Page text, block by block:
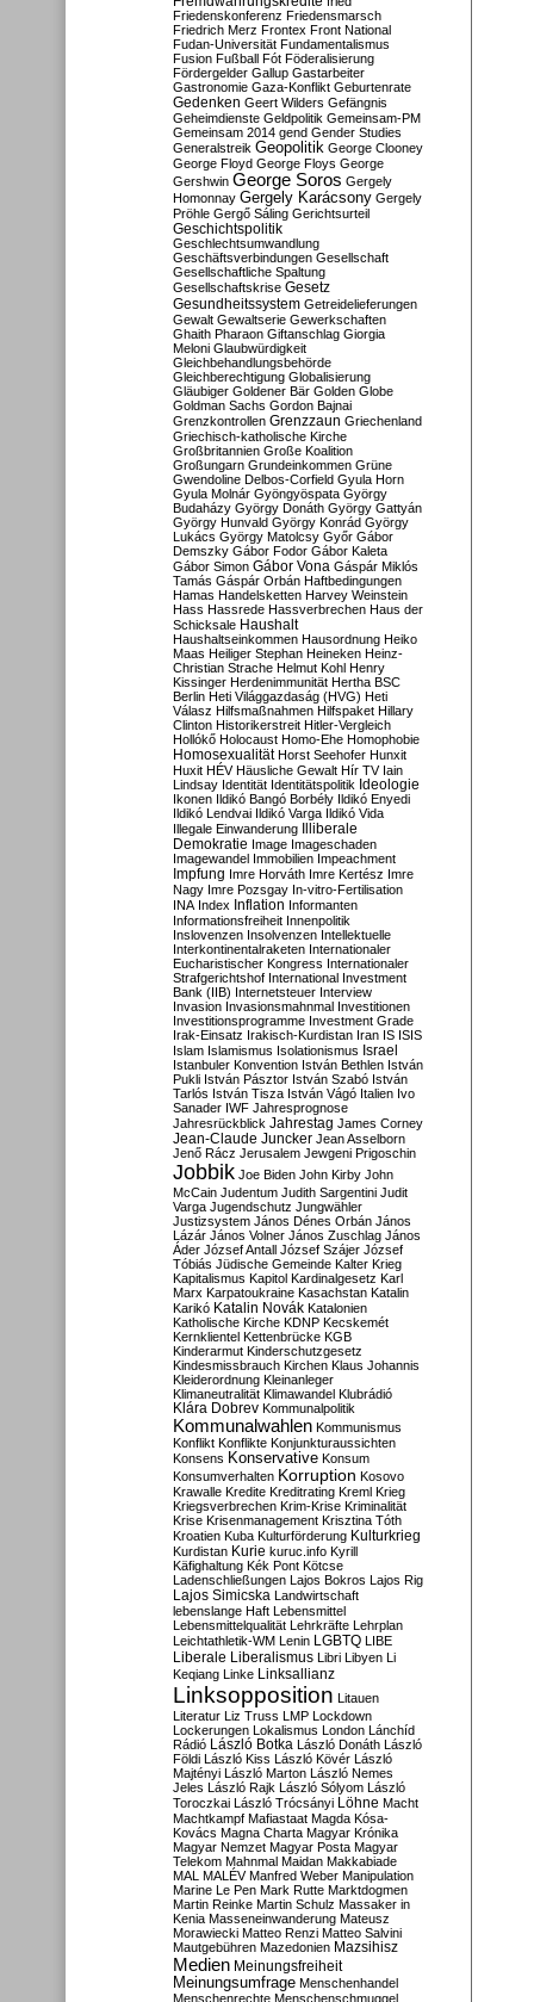
Friedenskonferenz Friedensmarsch
Friedrich Merz Frontex Front National
Fudan-Universität Fundamentalismus
Fusion Fußball Fót Föderalisierung
Fördergelder Gallup Gastarbeiter
Gastronomie Gaza-Konflikt Geburtenrate
Gedenken Geert Wilders Gefängnis
Geheimdienste Geldpolitik Gemeinsam-PM
Gemeinsam 2014 gend Gender Studies
Generalstreik Geopolitik George Clooney
George Floyd George Floys George
Gershwin George Soros Gergely
Homonnay Gergely Karácsony Gergely
Pröhle Gergő Sáling Gerichtsurteil
Geschichtspolitik
Geschlechtsumwandlung
Geschäftsverbindungen Gesellschaft
Gesellschaftliche Spaltung
Gesellschaftskrise Gesetz
Gesundheitssystem Getreidelieferungen
Gewalt Gewaltserie Gewerkschaften
Ghaith Pharaon Giftanschlag Giorgia
Meloni Glaubwürdigkeit
Gleichbehandlungsbehörde
Gleichberechtigung Globalisierung
Gläubiger Goldener Bär Golden Globe
Goldman Sachs Gordon Bajnai
Grenzkontrollen Grenzzaun Griechenland
Griechisch-katholische Kirche
Großbritannien Große Koalition
Großungarn Grundeinkommen Grüne
Gwendoline Delbos-Corfield Gyula Horn
Gyula Molnár Gyöngyöspata György
Budaházy György Donáth György Gattyán
György Hunvald György Konrád György
Lukács György Matolcsy Győr Gábor
Demszky Gábor Fodor Gábor Kaleta
Gábor Simon Gábor Vona Gáspár Miklós
Tamás Gáspár Orbán Haftbedingungen
Hamas Handelsketten Harvey Weinstein
Hass Hassrede Hassverbrechen Haus der
Schicksale Haushalt
Haushaltseinkommen Hausordnung Heiko
Maas Heiliger Stephan Heineken Heinz-
Christian Strache Helmut Kohl Henry
Kissinger Herdenimmunität Hertha BSC
Berlin Heti Világgazdaság (HVG) Heti
Válasz Hilfsmaßnahmen Hilfspaket Hillary
Clinton Historikerstreit Hitler-Vergleich
Hollókő Holocaust Homo-Ehe Homophobie
Homosexualität Horst Seehofer Hunxit
Huxit HÉV Häusliche Gewalt Hír TV Iain
Lindsay Identität Identitätspolitik Ideologie
Ikonen Ildikó Bangó Borbély Ildikó Enyedi
Ildikó Lendvai Ildikó Varga Ildikó Vida
Illegale Einwanderung Illiberale
Demokratie Image Imageschaden
Imagewandel Immobilien Impeachment
Impfung Imre Horváth Imre Kertész Imre
Nagy Imre Pozsgay In-vitro-Fertilisation
INA Index Inflation Informanten
Informationsfreiheit Innenpolitik
Inslovenzen Insolvenzen Intellektuelle
Interkontinentalraketen Internationaler
Eucharistischer Kongress Internationaler
Strafgerichtshof International Investment
Bank (IIB) Internetsteuer Interview
Invasion Invasionsmahnmal Investitionen
Investitionsprogramme Investment Grade
Irak-Einsatz Irakisch-Kurdistan Iran IS ISIS
Islam Islamismus Isolationismus Israel
Istanbuler Konvention István Bethlen István
Pukli István Pásztor István Szabó István
Tarlós István Tisza István Vágó Italien Ivo
Sanader IWF Jahresprognose
Jahresrückblick Jahrestag James Corney
Jean-Claude Juncker Jean Asselborn
Jenő Rácz Jerusalem Jewgeni Prigoschin
Jobbik Joe Biden John Kirby John
McCain Judentum Judith Sargentini Judit
Varga Jugendschutz Jungwähler
Justizsystem János Dénes Orbán János
Lázár János Volner János Zuschlag János
Áder József Antall József Szájer József
Tóbiás Jüdische Gemeinde Kalter Krieg
Kapitalismus Kapitol Kardinalgesetz Karl
Marx Karpatoukraine Kasachstan Katalin
Karikó Katalin Novák Katalonien
Katholische Kirche KDNP Kecskemét
Kernklientel Kettenbrücke KGB
Kinderarmut Kinderschutzgesetz
Kindesmissbrauch Kirchen Klaus Johannis
Kleiderordnung Kleinanleger
Klimaneutralität Klimawandel Klubrádió
Klára Dobrev Kommunalpolitik
Kommunalwahlen Kommunismus
Konflikt Konflikte Konjunkturaussichten
Konsens Konservative Konsum
Konsumverhalten Korruption Kosovo
Krawalle Kredite Kreditrating Kreml Krieg
Kriegsverbrechen Krim-Krise Kriminalität
Krise Krisenmanagement Krisztina Tóth
Kroatien Kuba Kulturförderung Kulturkrieg
Kurdistan Kurie kuruc.info Kyrill
Käfighaltung Kék Pont Kötcse
Ladenschließungen Lajos Bokros Lajos Rig
Lajos Simicska Landwirtschaft
lebenslange Haft Lebensmittel
Lebensmittelqualität Lehrkräfte Lehrplan
Leichtathletik-WM Lenin LGBTQ LIBE
Liberale Liberalismus Libri Libyen Li
Keqiang Linke Linksallianz
Linksopposition Litauen
Literatur Liz Truss LMP Lockdown
Lockerungen Lokalismus London Lánchíd
Rádió
László Botka László Donáth László
Földi László Kiss László Kövér László
Majtényi László Marton László Nemes
Jeles László Rajk László Sólyom László
Toroczkai László Trócsányi Löhne Macht
Machtkampf Mafiastaat Magda Kósa-
Kovács Magna Charta Magyar Krónika
Magyar Nemzet Magyar Posta Magyar
Telekom Mahnmal Maidan Makkabiade
MAL MALÉV Manfred Weber Manipulation
Marine Le Pen Mark Rutte Marktdogmen
Martin Reinke Martin Schulz Massaker in
Kenia Masseneinwanderung Mateusz
Morawiecki Matteo Renzi Matteo Salvini
Mautgebühren Mazedonien Mazsihisz
Medien Meinungsfreiheit
Meinungsumfrage Menschenhandel
Menschenrechte Menschenschmuggel